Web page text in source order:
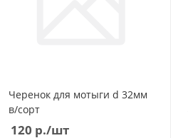
Черенок для мотыги d 32мм
в/сорт
120 р./шт